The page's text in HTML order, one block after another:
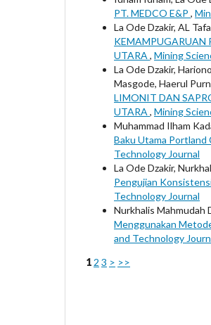
PT. MEDCO E&P ,
La Ode Dzakir, AL
KEMAMPUGARUAN
UTARA , Mining
La Ode Dzakir,
Masgode, Haerul
LIMONIT DAN
UTARA , Mining
Muhammad Ilham
Baku Utama
Technology Journal
La Ode Dzakir,
Pengujian
Technology Journal
Nurkhalis Mahmudah
Menggunakan
and Technology
1 2 3 > >>